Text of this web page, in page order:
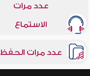
عدد مرات
الاستماع
عدد مرات الحفظ